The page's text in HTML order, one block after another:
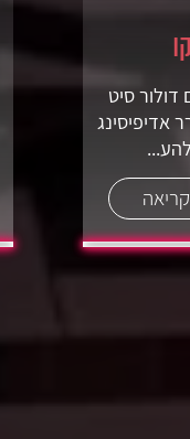
דולור סיט
אדיפיסינג